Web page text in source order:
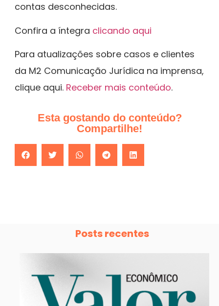
contas desconhecidas.
Confira a íntegra clicando aqui
Para atualizações sobre casos e clientes
da M2 Comunicação Jurídica na imprensa,
clique aqui. Receber mais conteúdo.
Esta gostando do conteúdo?
Compartilhe!
Posts recentes